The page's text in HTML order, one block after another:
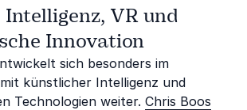
VR und
Innovation
sich besonders im
künstlicher Intelligenz und
Technologien weiter. Chris Boos